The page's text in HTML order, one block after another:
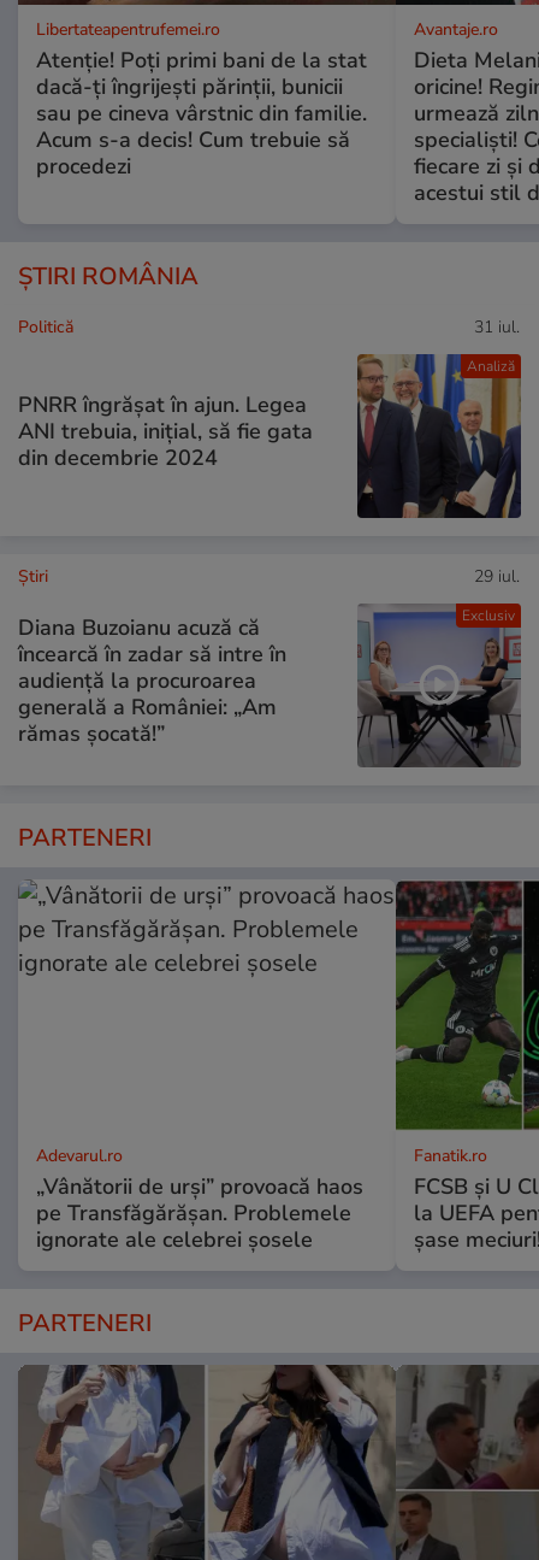
Libertateapentrufemei.ro
Atenție! Poți primi bani de la stat
dacă-ți îngrijești părinții, bunicii
sau pe cineva vârstnic din familie.
Acum s-a decis! Cum trebuie să
procedezi
Avantaje.ro
Dieta
oricine!
urmează
specialiști!
fiecare zi și
acestui stil
ȘTIRI ROMÂNIA
Analiză
Politică 31 iul.
PNRR îngrășat în ajun. Legea
ANI trebuia, inițial, să fie gata
din decembrie 2024
Exclusiv
Ştiri 29 iul.
Diana Buzoianu acuză că
încearcă în zadar să intre în
audiență la procuroarea
generală a României: „Am
rămas șocată!”
PARTENERI
Adevarul.ro
„Vânătorii de urși” provoacă haos
pe Transfăgărășan. Problemele
ignorate ale celebrei șosele
Fanatik.ro
FCSB și U
la UEFA
șase
PARTENERI